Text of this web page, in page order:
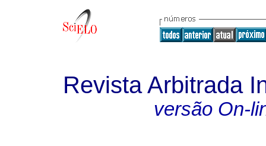
Revista Arbitrada
versão On-